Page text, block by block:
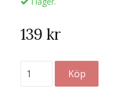
139 kr